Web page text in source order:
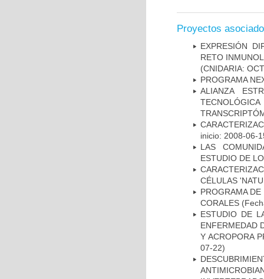
Proyectos
EXPRESIÓN
RETO
(CNIDARIA:
PROGRAMA
ALIANZA
inicio: 2008-06-
LAS
ESTUDIO DE
CÉLULAS
PROGRAMA
CORALES
ESTUDIO DE
ENFERMEDAD
Y ACROPORA
07-22)